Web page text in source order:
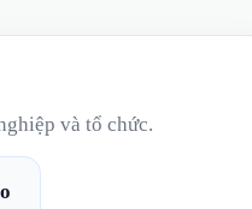
và tổ chức.